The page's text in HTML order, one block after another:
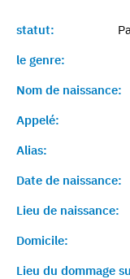
statut:
le genre:
Nom de naissance:
Appelé:
Alias:
Date de naissance:
Lieu de naissance:
Domicile:
Lieu du dommage